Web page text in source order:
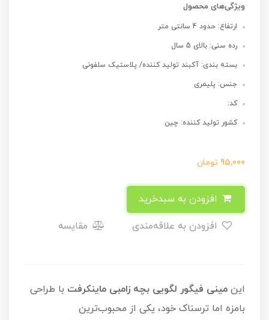
ویژگی‌های محصول
ارتفاع: حدود 4 سانتی متر
رده سنی: بالای 5 سال
بسته بندی: آکبند تولید کننده/ پلاستیک سلفونی
جنس: پلیمری
کد:
کشور تولید کننده: چین
95,000 تومان
مقایسه
این مینی فیگور لگویی بچه زامبی ماینکرفت با طراحی
بامزه اما ترسناک خود، یکی از محبوب‌ترین